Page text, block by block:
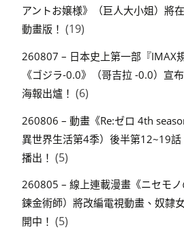
アントお嬢様》（巨人大小姐）將
動畫版！ (19)
260807 – 日本史上第一部『IMAX
《ゴジラ-0.0》（哥吉拉 -0.0）宣
海報出爐！ (6)
260806 – 動畫《Re:ゼロ 4th
異世界生活第4季）後半第12~19
播出！ (5)
260805 – 線上連載漫畫《ニセモ
鍊金術師）將改編電視動畫、奴隸
開中！ (5)